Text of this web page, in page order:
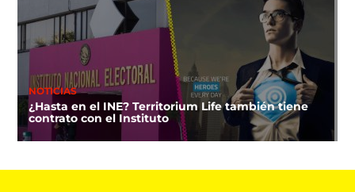
NOTICIAS
¿Hasta en el INE? Territorium Life también tiene
contrato con el Instituto